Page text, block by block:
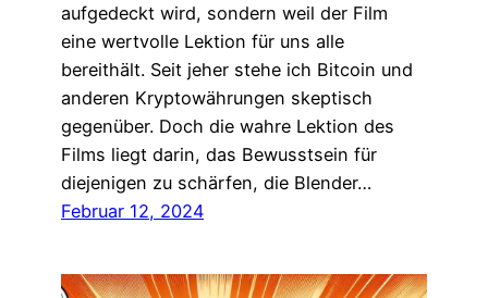
aufgedeckt wird, sondern weil der Film
eine wertvolle Lektion für uns alle
bereithält. Seit jeher stehe ich Bitcoin und
anderen Kryptowährungen skeptisch
gegenüber. Doch die wahre Lektion des
Films liegt darin, das Bewusstsein für
diejenigen zu schärfen, die Blender…
Februar 12, 2024